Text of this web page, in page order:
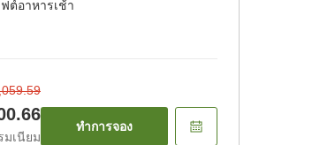
ต์อาหารเช้า
มเนียม
ทำการจอง